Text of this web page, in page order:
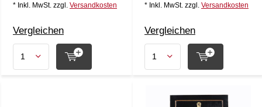
* Inkl. MwSt. zzgl. Versandkosten
Vergleichen
* Inkl. MwSt. zzgl. Versandkosten
Vergleichen